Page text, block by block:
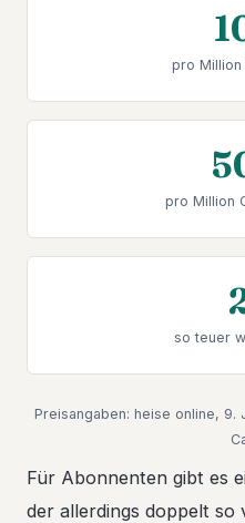
pro Million
pro Million
so teuer
Preisangaben: heise online, 9.
Für Abonnenten gibt es
der allerdings doppelt so